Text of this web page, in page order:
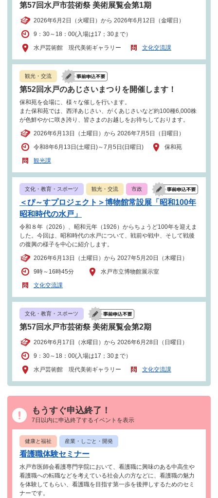
第57回水戸市芸術祭 美術展覧会第1期
2026年6月2日（火曜日）から 2026年6月12日（金曜日）
9：30～18：00(入場は17；30まで）
水戸芸術館 現代美術ギャラリー
文化交流課
観光・交流
第52回水戸のあじさいまつりを開催します！
保和苑を会場に、様々な催しを行います。
また保和苑では、西洋あじさい、がくあじさいなど約100種6,000株
が色鮮やかに咲き誇り、皆さまのお越しをお待ちしております。
2026年6月13日（土曜日）から 2026年7月5日（日曜日）
令和8年6月13日(土曜日)～7月5日(日曜日)
保和苑
観光課
文化・教育・スポーツ 観光・交流 市政
＜ぴ～すプロジェクト＞博物館常設展「昭和100年
昭和時代の水戸」
令和８年（2026）、昭和元年（1926）からちょうど100年を迎えま
した。今回は、昭和時代の水戸について、戦前や戦中、そして戦後
の復興の様子を中心に紹介します。
2026年6月13日（土曜日）から 2027年5月20日（木曜日）
9時～16時45分
水戸市立博物館展示室
文化交流課
文化・教育・スポーツ
第57回水戸市芸術祭 美術展覧会第2期
2026年6月17日（水曜日）から 2026年6月28日（日曜日）
9：30～18：00(入場は17；30まで）
水戸芸術館 現代美術ギャラリー
文化交流課
もうすぐ申込終了！
7日以内に申込終了するイベントを表示
健康と福祉 産業・しごと・開発
看護職体験セミナー
水戸市医師会看護専門学院において、看護職に興味のある中高生や
看護職への転職などを考えている社会人の方などに、看護職の魅力
を体験してもらい、看護職を目指す第一歩を後押しするためのセミ
ナーです。